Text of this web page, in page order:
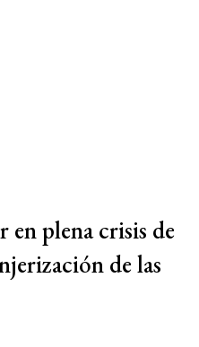
plena crisis de
de las